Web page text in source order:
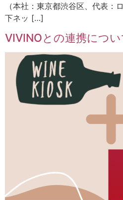
（本社：東京都渋谷区、代表：
下ネッ […]
VIVINOとの連携につい